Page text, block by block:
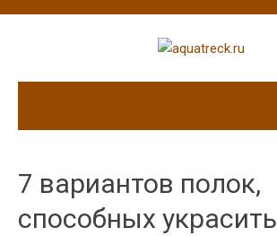
7 вариантов полок,
способных украсить